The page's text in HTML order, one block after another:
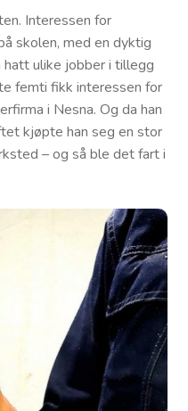
Interessen for
skolen, med en dyktig
ulike jobber i tillegg
femti fikk interessen for
i Nesna. Og da han
kjøpte han seg en stor
– og så ble det fart i